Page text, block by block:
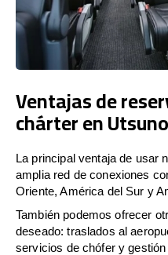
Ventajas de
chárter en
La principal ventaja de usar
amplia red de conexiones
Oriente, América del Sur y
También podemos ofrecer
deseado: traslados al
servicios de chófer y